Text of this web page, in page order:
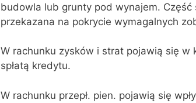
budowla lub grunty pod wynajem.
przekazana na pokrycie wymagalnych
W rachunku zysków i strat pojawią się
spłatą kredytu.
W rachunku przepł. pien. pojawią się